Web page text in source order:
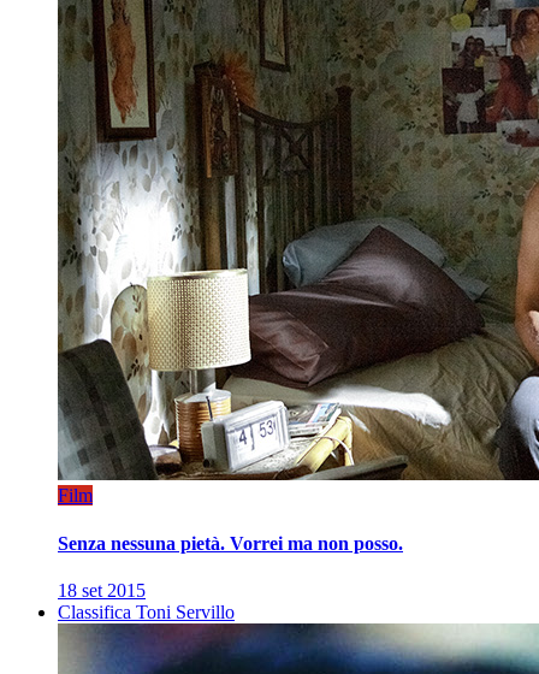
Film
Senza nessuna pietà. Vorrei ma non posso.
18 set 2015
Classifica Toni Servillo